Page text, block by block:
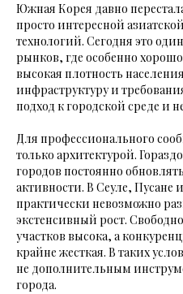
Южная Корея давно
просто интересной
технологий. Сегодня это
рынков, где особенно
высокая плотность
инфраструктуру и
подход к городской среде и
Для профессионального
только архитектурой.
городов постоянно
активности. В Сеуле, Пусане
практически невозможно
экстенсивный рост.
участков высока, а
крайне жесткая. В таких
не дополнительным
города.